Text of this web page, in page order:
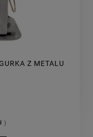
Z METALU
)